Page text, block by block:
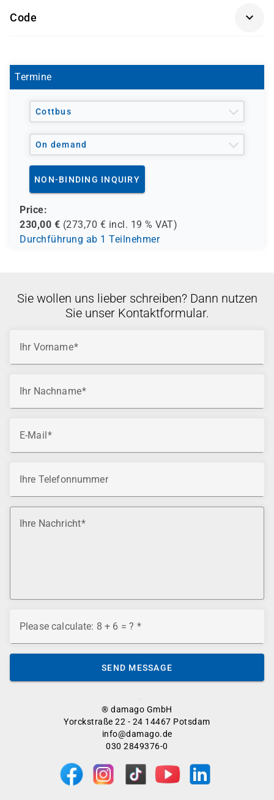
Sprachkenntnisse
Studierende, die ihre sprachliche Studierfähigkeit
Zertifikat für berufliche Zwecke benötigen
Fachkräfte, die ihre Deutschkenntnisse auf
universitärem Niveau dokumentieren wollen
Code
Termine
Cottbus
On demand
NON-BINDING INQUIRY
Price:
230,00 € (273,70 € incl. 19 % VAT)
Durchführung ab 1 Teilnehmer
® damago GmbH
Yorckstraße 22 - 24 14467 Potsdam
info@damago.de
030 2849376-0
Sie wollen uns lieber schreiben? Dann nutzen
Sie unser Kontaktformular.
Ihr Vorname
Ihr Nachname
E-Mail
Ihre Telefonnummer
Ihre Nachricht
Please calculate: 8 + 6 = ?
SEND MESSAGE